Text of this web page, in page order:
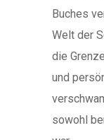
Buches
Welt der
die
und
sowohl